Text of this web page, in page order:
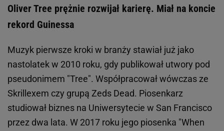
Oliver Tree prężnie rozwijał karierę. Miał na koncie
rekord Guinessa
Muzyk pierwsze kroki w branży stawiał już jako
nastolatek w 2010 roku, gdy publikował utwory pod
pseudonimem "Tree". Współpracował wówczas ze
Skrillexem czy grupą Zeds Dead. Piosenkarz
studiował biznes na Uniwersytecie w San Francisco
przez dwa lata. W 2017 roku jego piosenka "When